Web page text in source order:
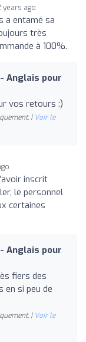
years ago
a entamé sa
très
à 100%.
Anglais pour
vos retours :)
| Voir le
inscrit
le personnel
certaines
Anglais pour
fiers des
en si peu de
| Voir le